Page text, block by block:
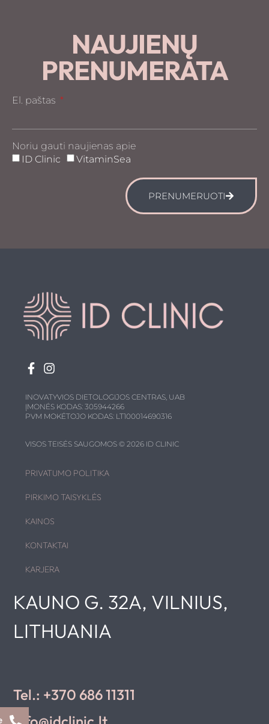
NAUJIENŲ
PRENUMERATA
El. paštas
Noriu gauti naujienas apie
ID Clinic
VitaminSea
PRENUMERUOTI
INOVATYVIOS DIETOLOGIJOS CENTRAS, UAB
ĮMONĖS KODAS: 305944266
PVM MOKĖTOJO KODAS: LT100014690316
VISOS TEISĖS SAUGOMOS © 2026 ID CLINIC
PRIVATUMO POLITIKA
PIRKIMO TAISYKLĖS
KAINOS
KONTAKTAI
KARJERA
KAUNO G. 32A, VILNIUS,
LITHUANIA
Tel.: +370 686 11311